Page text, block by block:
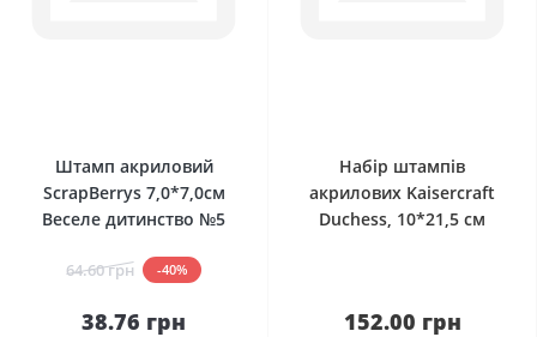
Штамп акриловий
ScrapBerrys 7,0*7,0см
Веселе дитинство №5
64.60 грн -40%
38.76 грн
Набір штампів
акрилових Kaisercraft
Duchess, 10*21,5 см
152.00 грн